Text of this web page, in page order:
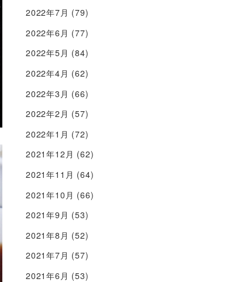
2022年7月 (79)
2022年6月 (77)
2022年5月 (84)
2022年4月 (62)
2022年3月 (66)
2022年2月 (57)
2022年1月 (72)
2021年12月 (62)
2021年11月 (64)
2021年10月 (66)
2021年9月 (53)
2021年8月 (52)
2021年7月 (57)
2021年6月 (53)